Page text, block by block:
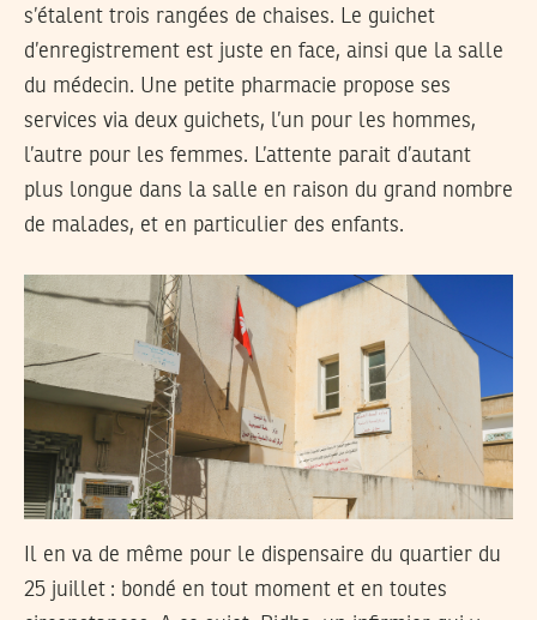
s’étalent trois rangées de chaises. Le guichet
d’enregistrement est juste en face, ainsi que la salle
du médecin. Une petite pharmacie propose ses
services via deux guichets, l’un pour les hommes,
l’autre pour les femmes. L’attente parait d’autant
plus longue dans la salle en raison du grand nombre
de malades, et en particulier des enfants.
Il en va de même pour le dispensaire du quartier du
25 juillet : bondé en tout moment et en toutes